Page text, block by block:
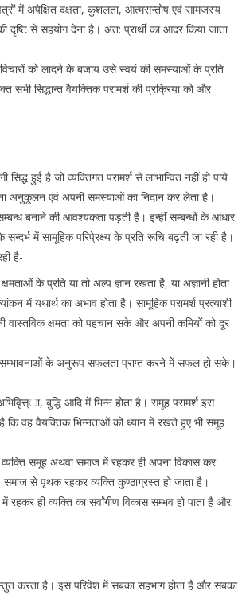
में अपेक्षित दक्षता, कुशलता, आत्मसन्तोष एवं सामजस्य
से सहयोग देना है। अत: प्रार्थी का आदर किया जाता
को लादने के बजाय उसे स्वयं की समस्याओं के प्रति
सिद्धान्त वैयक्तिक परामर्श की प्रक्रिया को और
हुई है जो व्यक्तिगत परामर्श से लाभान्वित नहीं हो पाये
अनुकूलन एवं अपनी समस्याओं का निदान कर लेता है।
बनाने की आवश्यकता पड़ती है। इन्हीं सम्बन्धों के आधार
में सामूहिक परिपे्रक्ष्य के प्रति रूचि बढ़ती जा रही है।
है-
के प्रति या तो अल्प ज्ञान रखता है, या अज्ञानी होता
में यथार्थ का अभाव होता है। सामूहिक परामर्श प्रत्याशी
वास्तविक क्षमता को पहचान सके और अपनी कमियों को दूर
सम्भावनाओं के अनुरूप सफलता प्राप्त करने में सफल हो सके।
बुद्धि आदि में भिन्न होता है। समूह परामर्श इस
है कि वह वैयक्तिक भिन्नताओं को ध्यान में रखते हुए भी समूह
व्यक्ति समूह अथवा समाज में रहकर ही अपना विकास कर
से पृथक रहकर व्यक्ति कुण्ठाग्रस्त हो जाता है।
रहकर ही व्यक्ति का सर्वांगीण विकास सम्भव हो पाता है और
करता है। इस परिवेश में सबका सहभाग होता है और सबका